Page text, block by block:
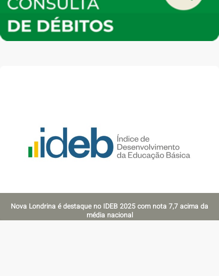
Nova Londrina é destaque no IDEB 2025 com nota 7,7 acima da
média nacional